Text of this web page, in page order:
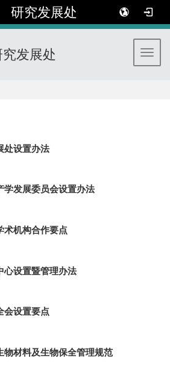
研究发展处
发展处
处设置办法
学发展委员会设置办法
术机构合作要点
心设置暨管理办法
会设置要点
物材料及生物保全管理规范